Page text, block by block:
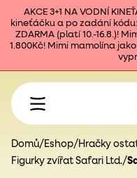
AKCE 3+1 NA VODNÍ
kineťáčku a po zadání
ZDARMA (platí 10.-16.8.)!
1.800Kč! Mimi mamolína
Domů/ Eshop/ Hračky
Figurky zvířat Safari Ltd./